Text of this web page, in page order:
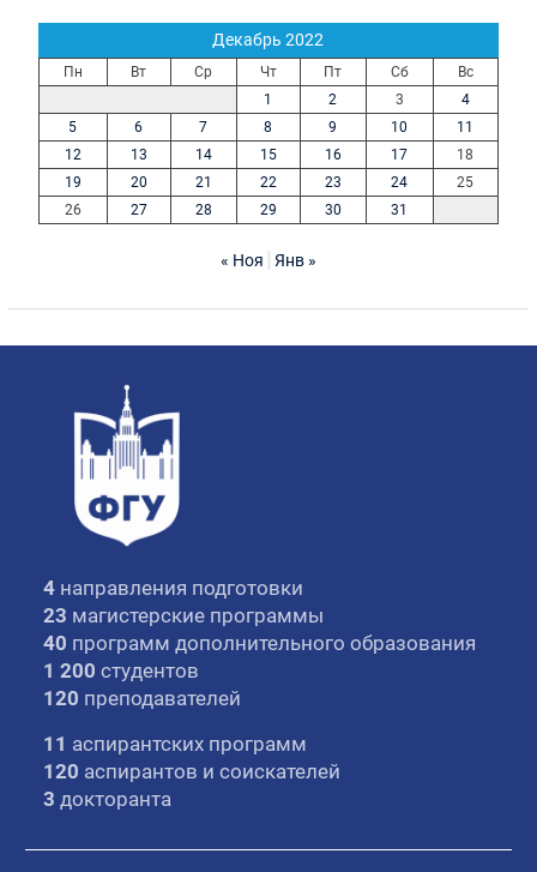
Декабрь 2022
Пн Вт Ср Чт Пт Сб
Вс
1
2 3
4
5
6 7 8 9 10
11
12
13 14 15 16 17
18
19
20 21 22 23 24
25
26
27 28 29 30 31
« Ноя Янв »
4 направления подготовки
23 магистерские программы
40 программ дополнительного образования
1 200 студентов
120 преподавателей
11 аспирантских программ
120 аспирантов и соискателей
3 докторанта